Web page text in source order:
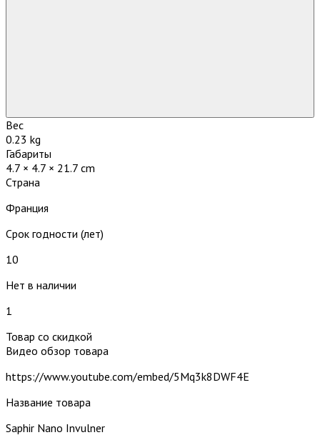
Вес
0.23 kg
Габариты
4.7 × 4.7 × 21.7 cm
Страна
Франция
Срок годности (лет)
10
Нет в наличии
1
Товар со скидкой
Видео обзор товара
https://www.youtube.com/embed/5Mq3k8DWF4E
Название товара
Saphir Nano Invulner